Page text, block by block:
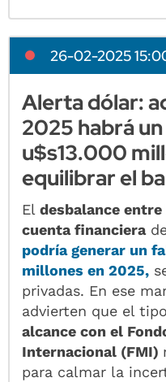
26-02-2025
Alerta dólar:
2025 habrá
u$s13.000
equilibrar el
Eldesbalance
cuenta financiera
podría generar un
millones en 2025,
privadas. En ese
advierten que el
alcance con el
Internacional (FMI)
para calmar la